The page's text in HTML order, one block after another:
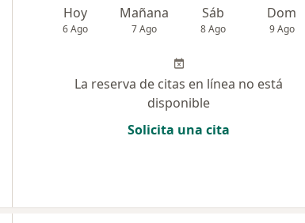
Hoy
6 Ago
Mañana
7 Ago
Sáb
8 Ago
Dom
9 Ago
La reserva de citas en línea no está
disponible
Solicita una cita